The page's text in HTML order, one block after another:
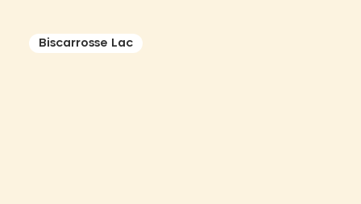
ce guide, nous vous proposons de découvrir les
Biscarrosse Lac